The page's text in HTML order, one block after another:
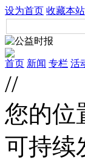
设为首页 收藏本站
首页 新闻 专栏 活
//
您的位
可持续